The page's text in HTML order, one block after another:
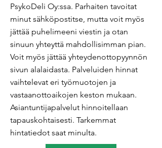
PsykoDeli Oy:ssa. Parhaiten tavoitat
minut sähköpostitse, mutta voit myös
jättää puhelimeeni viestin ja otan
sinuun yhteyttä mahdollisimman pian.
Voit myös jättää yhteydenottopyynnön
sivun alalaidasta. Palveluiden hinnat
vaihtelevat eri työmuotojen ja
vastaanottoaikojen keston mukaan.
Asiantuntijapalvelut hinnoitellaan
tapauskohtaisesti. Tarkemmat
hintatiedot saat minulta.